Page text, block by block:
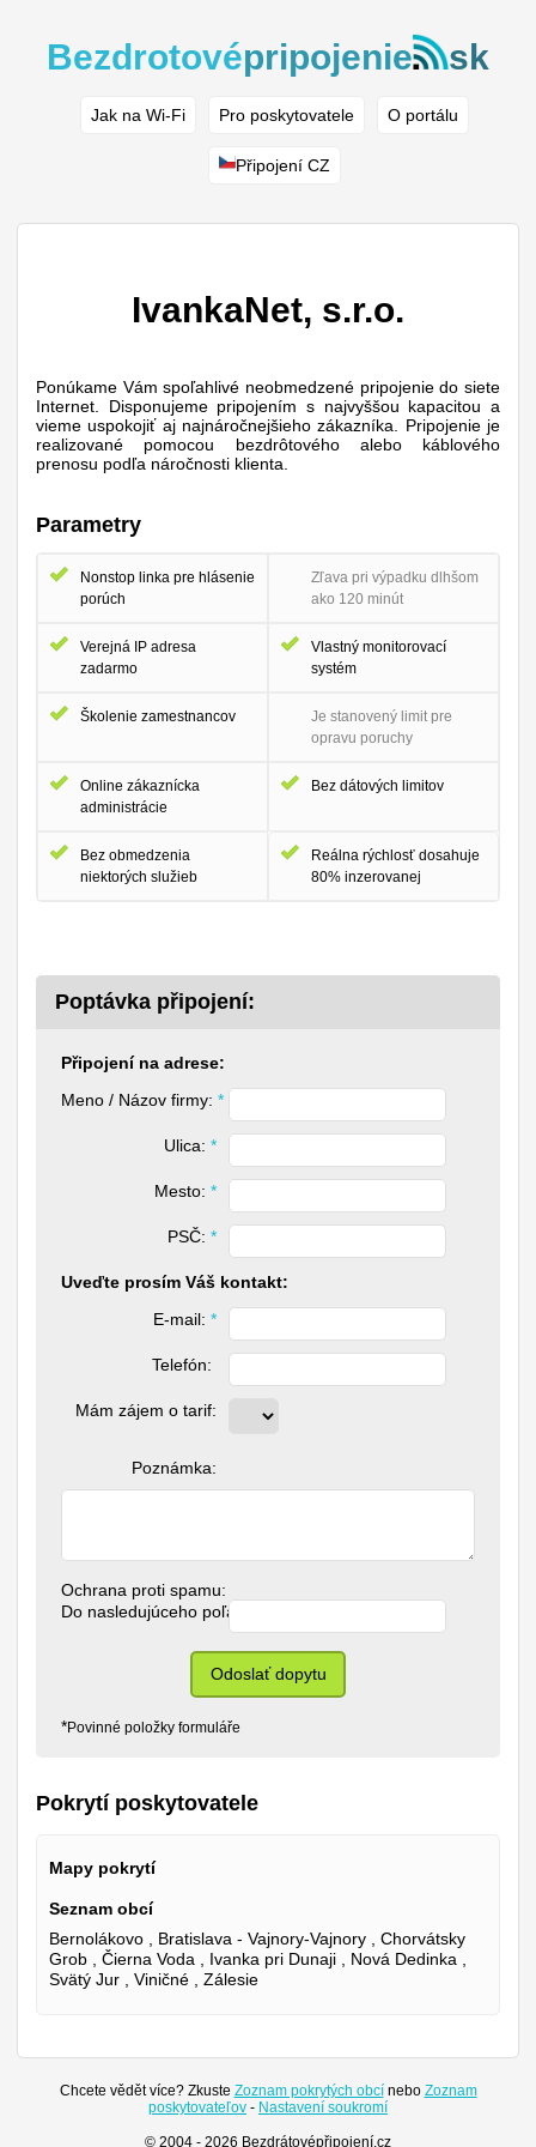
Bezdrotovépripojenie sk
Jak na Wi-Fi Pro poskytovatele O portálu
Připojení CZ
Pokrytí poskytovatele
Mapy pokrytí
Seznam obcí
Bernolákovo , Bratislava - Vajnory-Vajnory , Chorvátsky
Grob , Čierna Voda , Ivanka pri Dunaji , Nová Dedinka ,
Svätý Jur , Viničné , Zálesie
IvankaNet, s.r.o.
Ponúkame Vám spoľahlivé neobmedzené pripojenie do siete
Internet. Disponujeme pripojením s najvyššou kapacitou a
vieme uspokojiť aj najnáročnejšieho zákazníka. Pripojenie je
realizované pomocou bezdrôtového alebo káblového
prenosu podľa náročnosti klienta.
Parametry
Nonstop linka pre hlásenie
porúch
Zľava pri výpadku dlhšom
ako 120 minút
Verejná IP adresa
zadarmo
Vlastný monitorovací
systém
Školenie zamestnancov
Je stanovený limit pre
opravu poruchy
Online zákaznícka
administrácie
Bez dátových limitov
Bez obmedzenia
niektorých služieb
Reálna rýchlosť dosahuje
80% inzerovanej
Poptávka připojení:
Připojení na adrese:
Meno / Názov firmy: *
Ulica: *
Mesto: *
PSČ: *
Uveďte prosím Váš kontakt:
E-mail: *
Telefón:
Mám zájem o tarif:
Poznámka:
Ochrana proti spamu:
Do nasledujúceho poľa napíšte slovo "hrnec":
Odoslať dopytu
*Povinné položky formuláře
Chcete vědět více? Zkuste Zoznam pokrytých obcínebo Zoznam
poskytovateľov - Nastavení soukromí
© 2004 - 2026 Bezdrátovépřipojení.cz